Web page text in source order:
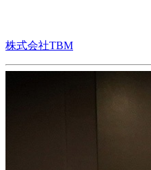
株式会社TBM